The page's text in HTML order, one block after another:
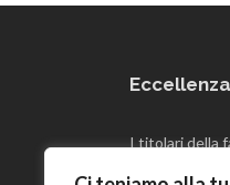
I titolari della